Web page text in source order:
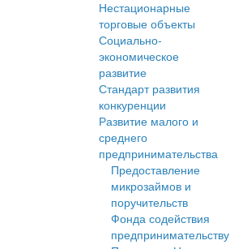
Нестационарные
торговые объекты
Социально-
экономическое
развитие
Стандарт развития
конкуренции
Развитие малого и
среднего
предпринимательства
Предоставление
микрозаймов и
поручительств
Фонда содействия
предпринимательству